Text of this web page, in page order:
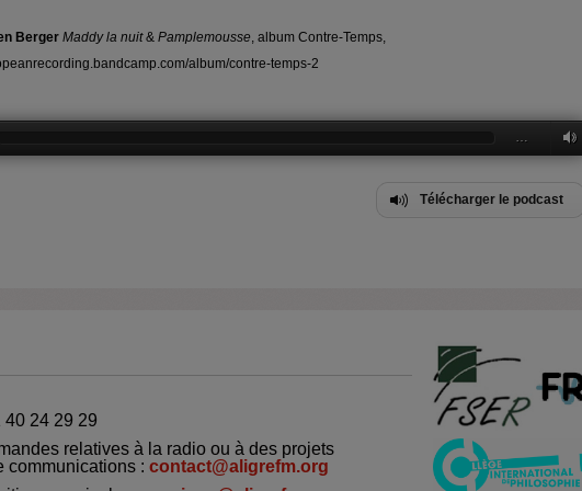
Berger Maddy la nuit& Pamplemousse, album Contre-Temps,
album/contre-temps-2
…
Télécharger le podcast
40 24 29 29
relatives à la radio ou à des projets
communications : contact@aligrefm.org